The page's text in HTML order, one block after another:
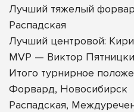
Лучший тяжелый
Распадская
Лучший центровой:
MVP — Виктор
Итого турнирное
Форвард, Новосибирск
Распадская,